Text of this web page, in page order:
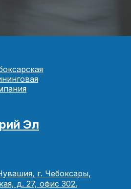
г. Чебоксары,
д. 27, офис 302.
Эл